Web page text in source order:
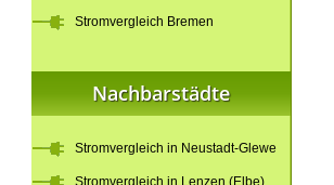
Stromvergleich Bremen
Nachbarstädte
Stromvergleich in Neustadt-Glewe
Stromvergleich in Lenzen (Elbe)